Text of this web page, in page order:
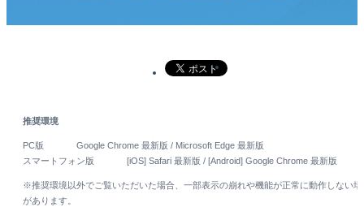
推奨環境
PC版
Google Chrome 最新版 / Microsoft Edge 最新版
スマートフォン版
[iOS] Safari 最新版 / [Android] Google Chrome 最新版
※推奨環境以外でご覧いただいた場合、一部表示の崩れや機能が正常に動作しない場
があります。